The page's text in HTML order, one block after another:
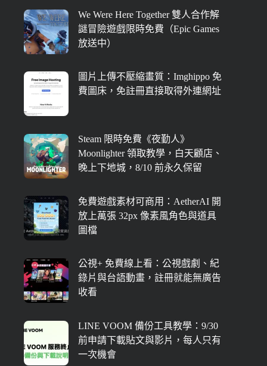
We Were Here Together 雙人合作解
謎冒險遊戲限時免費（Epic Games
放送中）
圖片上傳不壓縮畫質：Imghippo 免
費圖床，免註冊直接取得外連網址
Steam 限時免費《夜勤人》
Moonlighter 領取教學，白天顧店、
晚上下地城，8/10 前永久保留
免費遊戲素材可商用：AetherAI 開
放上萬張 32px 像素風角色與道具
圖檔
公視+ 免費線上看：公視戲劇、紀
錄片與台語動畫，註冊就能無廣告
收看
LINE VOOM 備份工具教學：9/30
前申請下載貼文與影片，每人只有
一次機會